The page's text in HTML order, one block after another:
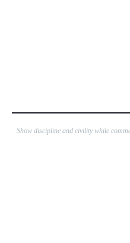
Show discipline and civility while